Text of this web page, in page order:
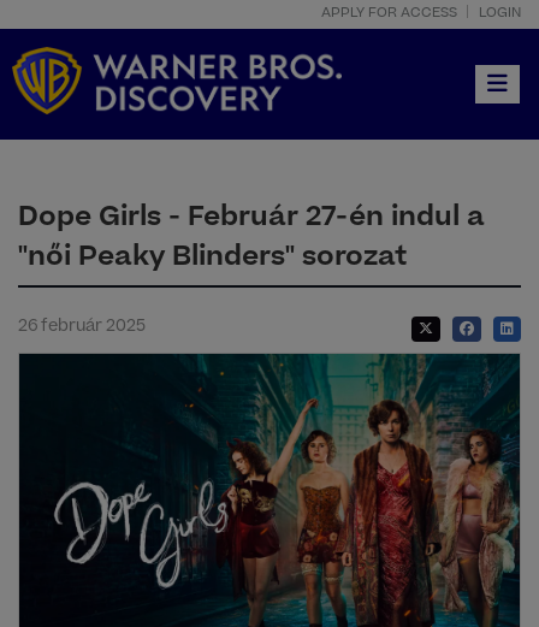
APPLY FOR ACCESS LOGIN
Dope Girls - Február 27-én indul a
"női Peaky Blinders" sorozat
26 február 2025